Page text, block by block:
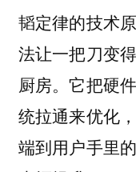
韬定律的技术
法让一把刀变
厨房。它把硬
统拉通来优化
端到用户手里